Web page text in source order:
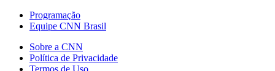
Programação
Equipe CNN Brasil
Sobre a CNN
Política de Privacidade
Termos de Uso